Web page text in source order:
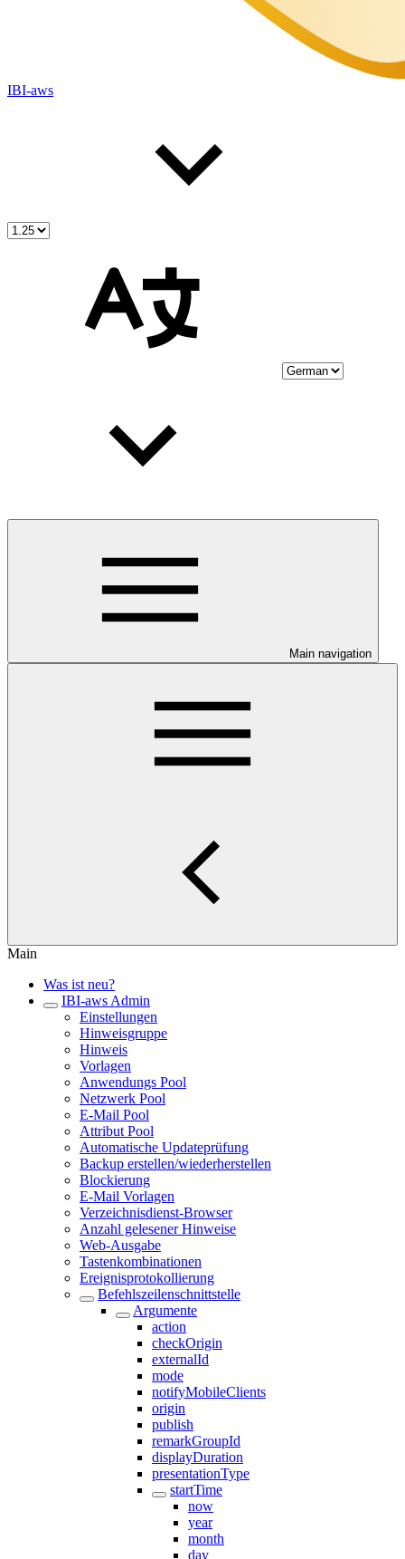
IBI-aws
Main navigation
Main
Was ist neu?
IBI-aws Admin
Einstellungen
Hinweisgruppe
Hinweis
Vorlagen
Anwendungs Pool
Netzwerk Pool
E-Mail Pool
Attribut Pool
Automatische Updateprüfung
Backup erstellen/wiederherstellen
Blockierung
E-Mail Vorlagen
Verzeichnisdienst-Browser
Anzahl gelesener Hinweise
Web-Ausgabe
Tastenkombinationen
Ereignisprotokollierung
Befehlszeilenschnittstelle
Argumente
action
checkOrigin
externalId
mode
notifyMobileClients
origin
publish
remarkGroupId
displayDuration
presentationType
startTime
now
year
month
day